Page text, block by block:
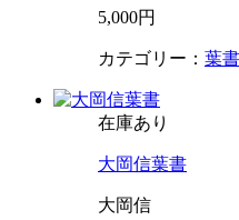
5,000円
カテゴリー： 葉
在庫あり
大岡信葉書
大岡信